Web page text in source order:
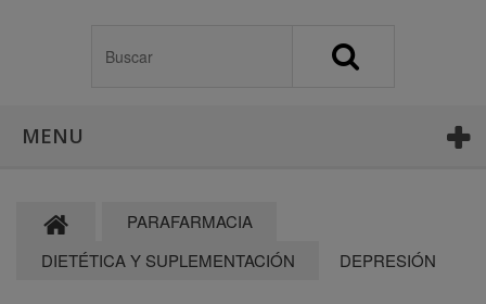
MENU
PARAFARMACIA
DIETÉTICA Y SUPLEMENTACIÓN
DEPRESIÓN